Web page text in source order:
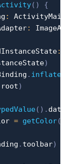
( )
{
:
:
:
)
. inflate
root)
( ) . data
= getColor(
. toolbar)